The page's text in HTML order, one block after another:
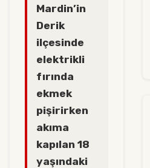
Mardin’in
Derik
ilçesinde
elektrikli
fırında
ekmek
pişirirken
akıma
kapılan 18
yaşındaki